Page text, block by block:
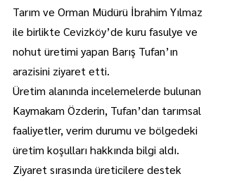
Tarım ve Orman Müdürü İbrahim Yılmaz
ile birlikte Cevizköy’de kuru fasulye ve
nohut üretimi yapan Barış Tufan’ın
arazisini ziyaret etti.
Üretim alanında incelemelerde bulunan
Kaymakam Özderin, Tufan’dan tarımsal
faaliyetler, verim durumu ve bölgedeki
üretim koşulları hakkında bilgi aldı.
Ziyaret sırasında üreticilere destek